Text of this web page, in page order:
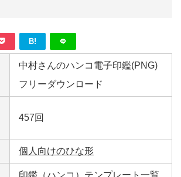
B!
中村さんのハンコ電子印鑑(PNG)
フリーダウンロード
457回
個人向けのひな形
印鑑（ハンコ）テンプレート一覧